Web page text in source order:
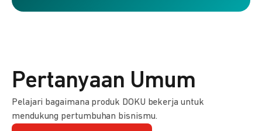
Pertanyaan Umum
Pelajari bagaimana produk DOKU bekerja untuk
mendukung pertumbuhan bisnismu.